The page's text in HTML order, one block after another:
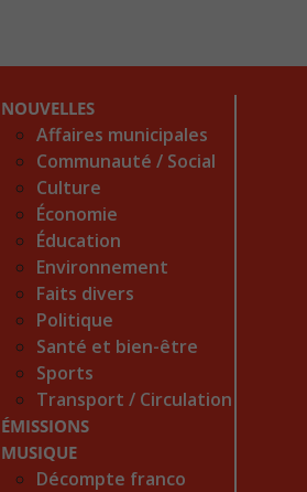
NOUVELLES
Affaires municipales
Communauté / Social
Culture
Économie
Éducation
Environnement
Faits divers
Politique
Santé et bien-être
Sports
Transport / Circulation
ÉMISSIONS
MUSIQUE
Décompte franco